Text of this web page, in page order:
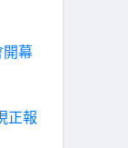
開幕
正報